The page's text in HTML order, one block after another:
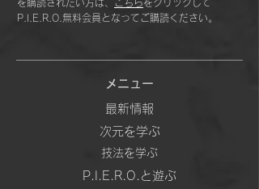
を購読されたい方は、 こちらをクリックして
P.I.E.R.O.無料会員となってご購読ください。
メニュー
最新情報
次元を学ぶ
技法を学ぶ
P.I.E.R.O.と遊ぶ